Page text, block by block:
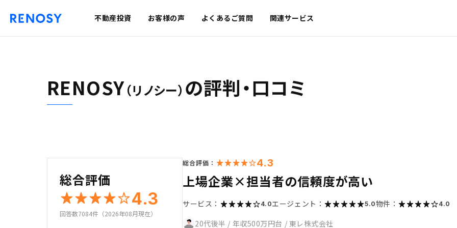
不動産投資 お客様の声 よくあるご質問 関連サービス
RENOSY（リノシー） の評判・口コミ
総合評価
4.3
回答数7084件（2026年08月現在）
総合評価： 4.3
上場企業×担当者の信頼度が高い
サービス： 4.0エージェント： 5.0物件： 4.0
20代後半 / 年収500万円台 / 東レ株式会社